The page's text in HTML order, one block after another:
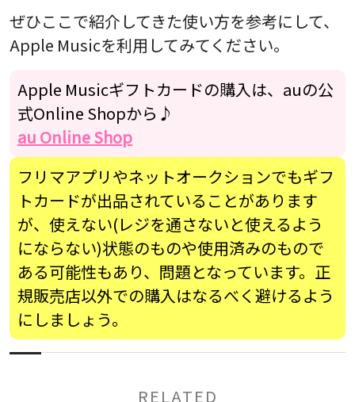
ぜひここで紹介してきた使い方を参考にして、
Apple Musicを利用してみてください。
Apple Musicギフトカードの購入は、auの公
式Online Shopから♪
au Online Shop
フリマアプリやネットオークションでもギフ
トカードが出品されていることがあります
が、使えない(レジを通さないと使えるよう
にならない)状態のものや使用済みのもので
ある可能性もあり、問題となっています。正
規販売店以外での購入はなるべく避けるよう
にしましょう。
RELATED